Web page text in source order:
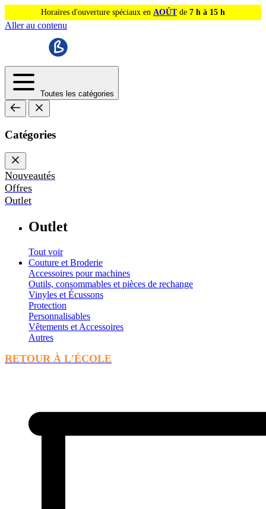
Horaires d'ouverture spéciaux en AOÛTde 7 h à 15 h
Aller au contenu
Toutes les catégories
Catégories
Nouveautés
Offres
Outlet
Outlet
Tout voir
Couture et Broderie
Accessoires pour machines
Outils, consommables et pièces de rechange
Vinyles et Écussons
Protection
Personnalisables
Vêtements et Accessoires
Autres
RETOUR À L'ÉCOLE